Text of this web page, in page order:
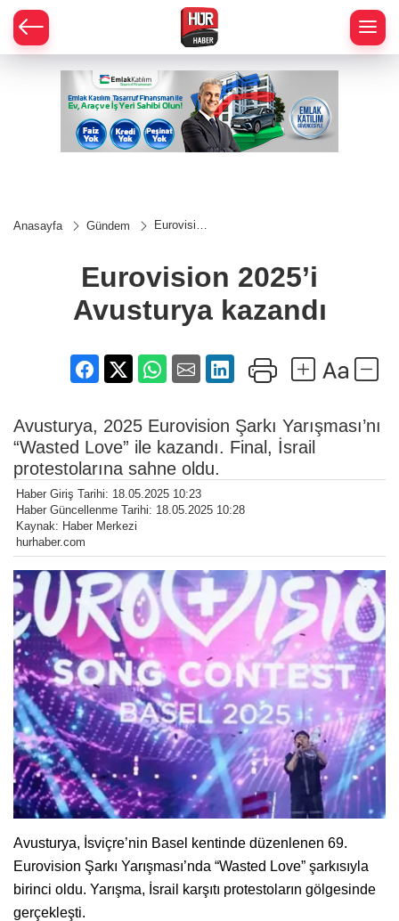
Anasayfa Gündem
Eurovision
kazandı
Eurovision 2025’i
Avusturya kazandı
Avusturya, 2025 Eurovision Şarkı Yarışması’nı
“Wasted Love” ile kazandı. Final, İsrail
protestolarına sahne oldu.
Haber Giriş Tarihi: 18.05.2025 10:23
Haber Güncellenme Tarihi: 18.05.2025 10:28
Kaynak: Haber Merkezi
hurhaber.com
Avusturya, İsviçre’nin Basel kentinde düzenlenen 69.
Eurovision Şarkı Yarışması’nda “Wasted Love” şarkısıyla
birinci oldu. Yarışma, İsrail karşıtı protestoların gölgesinde
gerçekleşti.